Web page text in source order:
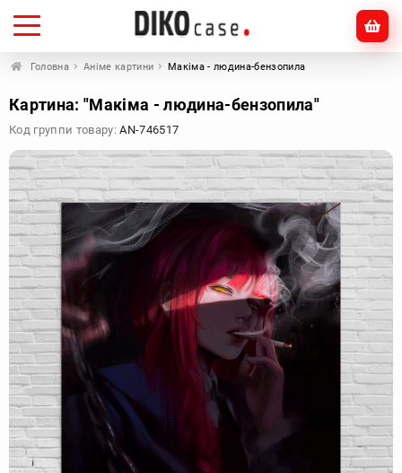
Головна Аніме картини Макіма - людина-бензопила
Картина: "Макіма - людина-бензопила"
Код группи товару:AN-746517